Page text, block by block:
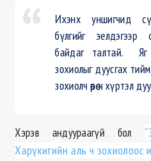
Ихэнх уншигчид
бүлгийг эелдэгээр
байдаг талтай. Яг
зохиолыг дуусгах тийм
зохиолч өөрөө ч хүртэл
Хэрэв андуураагүй бол
Харүкигийн аль ч зохиолоос